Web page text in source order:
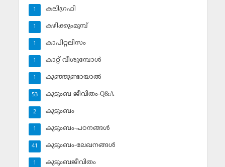
കലിഗ്രഫി
1
കഴിക്കുംമുമ്പ്
1
കാപിറ്റലിസം
1
കാറ്റ് വീശുമ്പോള്‍
1
കുഞ്ഞുണ്ടായാല്‍
1
കുടുംബ ജീവിതം-Q&A
53
കുടുംബം
2
കുടുംബം-പഠനങ്ങള്‍
1
കുടുംബം-ലേഖനങ്ങള്‍
41
കുടുംബജീവിതം
1